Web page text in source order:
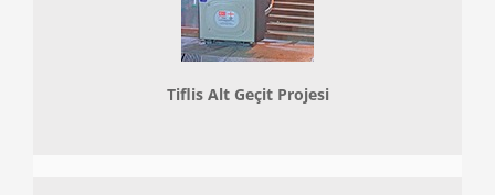
Tiflis Alt Geçit Projesi